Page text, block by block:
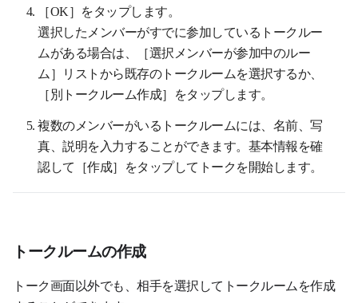
［OK］をタップします。
選択したメンバーがすでに参加しているトークルー
ムがある場合は、［選択メンバーが参加中のルー
ム］リストから既存のトークルームを選択するか、
［別トークルーム作成］をタップします。
複数のメンバーがいるトークルームには、名前、写
真、説明を入力することができます。基本情報を確
認して［作成］をタップしてトークを開始します。
トークルームの作成
トーク画面以外でも、相手を選択してトークルームを作成